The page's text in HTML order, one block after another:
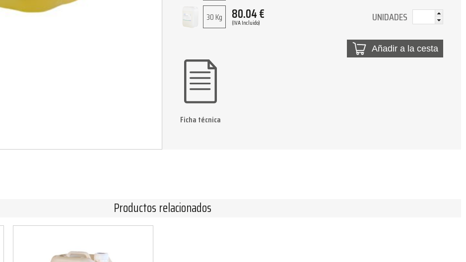
30 Kg 80.04€
(IVA Incluido) UNIDADES
Añadir a la cesta
Ficha técnica
Productos relacionados